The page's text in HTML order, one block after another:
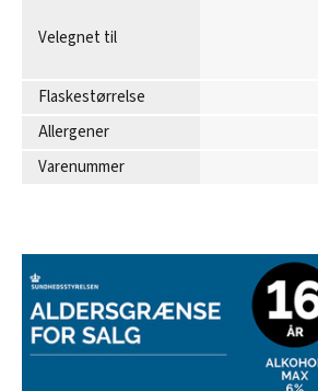
Velegnet til
Flaskestørrelse
Allergener
Varenummer